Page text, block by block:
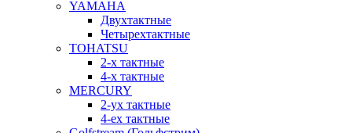
YAMAHA
Двухтактные
Четырехтактные
TOHATSU
2-х тактные
4-х тактные
MERCURY
2-ух тактные
4-ех тактные